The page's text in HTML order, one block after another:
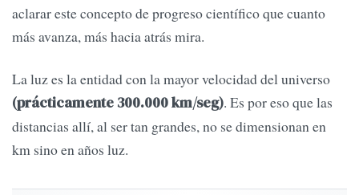
aclarar este concepto de progreso científico que cuanto
más avanza, más hacia atrás mira.
La luz es la entidad con la mayor velocidad del universo
(prácticamente 300.000 km/seg). Es por eso que las
distancias allí, al ser tan grandes, no se dimensionan en
km sino en años luz.